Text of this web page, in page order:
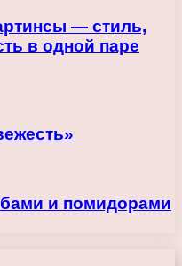
— стиль,
в одной паре
и помидорами